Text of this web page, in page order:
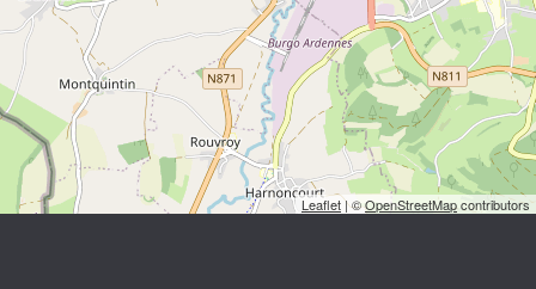
Leaflet| ©OpenStreetMapcontributors